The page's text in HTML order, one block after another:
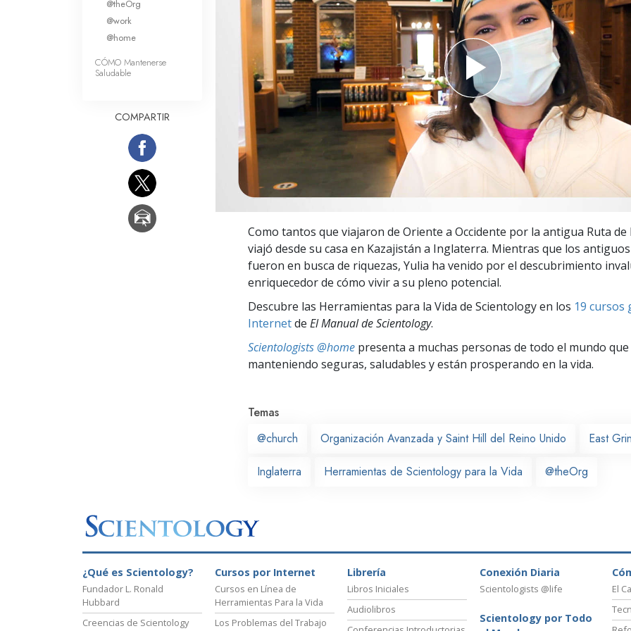
Amor y Odio: ¿Qué es Grandeza?
Como tantos que viajaron de Oriente a Occidente por la antigua Ruta de
viajó desde su casa en Kazajistán a Inglaterra. Mientras que los
fueron en busca de riquezas, Yulia ha venido por el descubrimiento
enriquecedor de cómo vivir a su pleno potencial.
Descubre las Herramientas para la Vida de Scientology en los 19
Internetde El Manual de Scientology.
Scientologists @home presenta a muchas personas de todo el mundo
manteniendo seguras, saludables y están prosperando en la vida.
Temas
@church
Organización Avanzada y Saint Hill del Reino Unido East
Inglaterra Herramientas de Scientology para la Vida @theOrg
@theOrg
@work
@home
CÓMO Mantenerse
Saludable
COMPARTIR
¿Qué es Scientology?
Fundador L. Ronald
Hubbard
Creencias de Scientology
Cursos por Internet
Cursos en Línea de
Herramientas Para la Vida
Los Problemas del Trabajo
Librería
Libros Iniciales
Audiolibros
Conexión Diaria
Scientologists @life
Scientology por Todo
El